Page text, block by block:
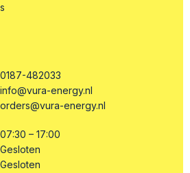
0187-482033
info@vura-energy.nl
orders@vura-energy.nl
07:30 – 17:00
Gesloten
Gesloten